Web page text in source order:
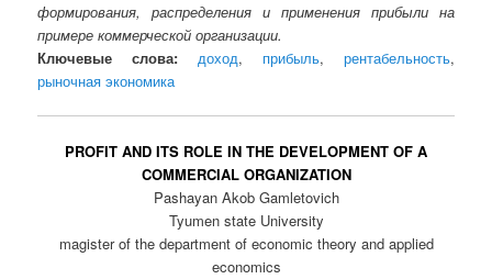
формирования, распределения и применения прибыли на
примере коммерческой организации.
Ключевые слова:
доход, прибыль, рентабельность,
рыночная экономика
PROFIT AND ITS ROLE IN THE DEVELOPMENT OF A
COMMERCIAL ORGANIZATION
Pashayan Akob Gamletovich
Tyumen state University
magister of the department of economic theory and applied
economics